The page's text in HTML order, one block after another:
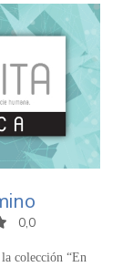
0,0
colección “En